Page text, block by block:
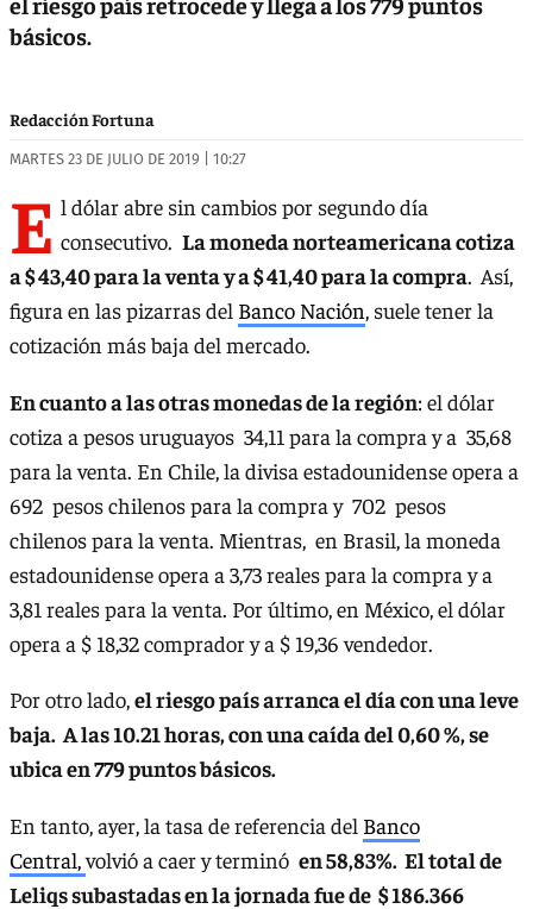
básicos.
Redacción Fortuna
MARTES 23 DE JULIO DE 2019 | 10:27
E l dólar abre sin cambios por segundo día
consecutivo. La moneda norteamericana cotiza
a $ 43,40 para la venta y a $ 41,40 para la compra. Así,
figura en las pizarras del Banco Nación, suele tener la
cotización más baja del mercado.
En cuanto a las otras monedas de la región: el dólar
cotiza a pesos uruguayos 34,11 para la compra y a 35,68
para la venta. En Chile, la divisa estadounidense opera a
692 pesos chilenos para la compra y 702 pesos
chilenos para la venta. Mientras, en Brasil, la moneda
estadounidense opera a 3,73 reales para la compra y a
3,81 reales para la venta. Por último, en México, el dólar
opera a $ 18,32 comprador y a $ 19,36 vendedor.
Por otro lado,el riesgo país arranca el día con una leve
baja. A las 10.21 horas, con una caída del 0,60 %, se
ubica en 779 puntos básicos.
En tanto, ayer, la tasa de referencia del Banco
Central,volvió a caer y terminó en 58,83%. El total de
Leliqs subastadas en la jornada fue de $ 186.366